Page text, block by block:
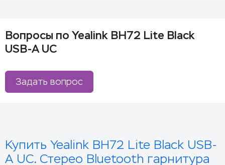
Вопросы по Yealink BH72 Lite Black
USB-A UC
Задать вопрос
Купить Yealink BH72 Lite Black USB-
A UC. Стерео Bluetooth гарнитура